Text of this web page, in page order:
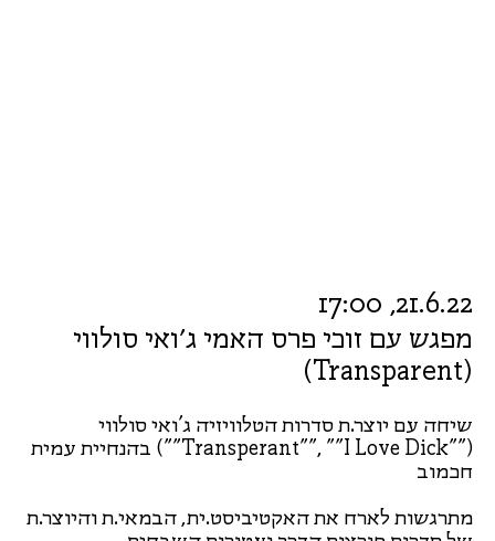
מפגש עם זוכי פרס האמי ג׳ואי סולווי
(Transparent)
שיחה עם יוצר.ת סדרות הטלוויזיה ג'ואי סולווי
(""Transperant"", ""I Love Dick"") בהנחיית עמית
חכמוב
מתרגשות לארח את האקטיביסט.ית, הבמאי.ת והיוצר.ת
21.6.22, 17:00